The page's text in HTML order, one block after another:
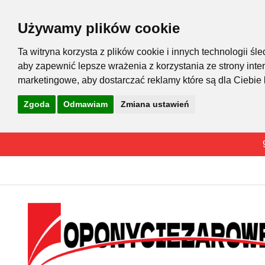
Używamy plików cookie
Ta witryna korzysta z plików cookie i innych technologii
aby zapewnić lepsze wrażenia z korzystania ze strony
marketingowe, aby dostarczać reklamy które są dla
Zgoda Odmawiam Zmiana ustawień
treści